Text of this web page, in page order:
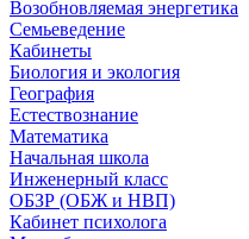
Возобновляемая энергетика
Семьеведение
Кабинеты
Биология и экология
География
Естествознание
Математика
Начальная школа
Инженерный класс
ОБЗР (ОБЖ и НВП)
Кабинет психолога